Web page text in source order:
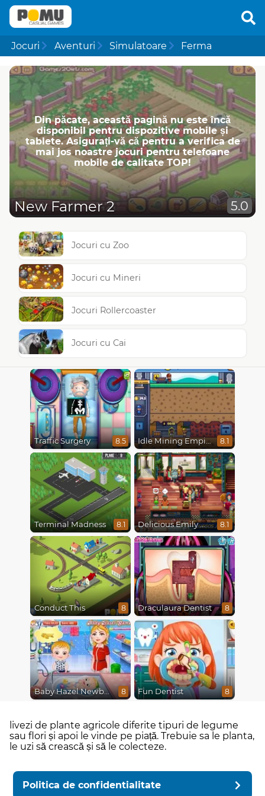
Jocuri Aventuri Simulatoare Ferma
Din păcate, această pagină nu este încă
disponibil pentru dispozitive mobile și
tablete. Asigurați-vă că pentru a verifica de
mai jos noastre jocuri pentru telefoane
mobile de calitate TOP!
New Farmer 2 5.0
Jocuri cu Zoo
Jocuri cu Mineri
Jocuri Rollercoaster
Jocuri cu Cai
Traffic Surgery 8.5 Idle Mining Empire 8.1
Terminal Madness 8.1 Delicious Emily New Beginning 8.1
Conduct This 8 Draculaura Dentist 8
Baby Hazel Newborn Vaccination 8 Fun Dentist 8
livezi de plante agricole diferite tipuri de legume
sau flori și apoi le vinde pe piață. Trebuie sa le planta,
le uzi să crească și să le colecteze.
Politica de confidentialitate